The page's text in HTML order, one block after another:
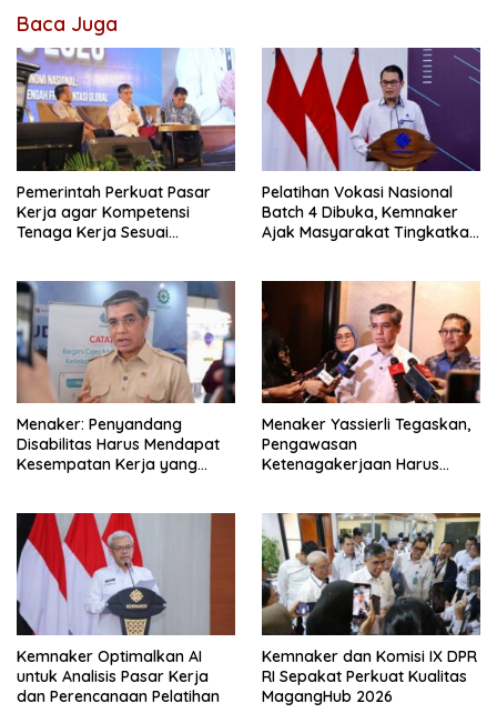
Baca Juga
Pemerintah Perkuat Pasar
Kerja agar Kompetensi
Tenaga Kerja Sesuai
Pelatihan Vokasi Nasional
Batch 4 Dibuka, Kemnaker
Ajak Masyarakat Tingkatkan
Menaker: Penyandang
Disabilitas Harus Mendapat
Kesempatan Kerja yang
Menaker Yassierli Tegaskan,
Pengawasan
Ketenagakerjaan Harus
Kemnaker Optimalkan AI
untuk Analisis Pasar Kerja
dan Perencanaan Pelatihan
Kemnaker dan Komisi IX DPR
RI Sepakat Perkuat Kualitas
MagangHub 2026